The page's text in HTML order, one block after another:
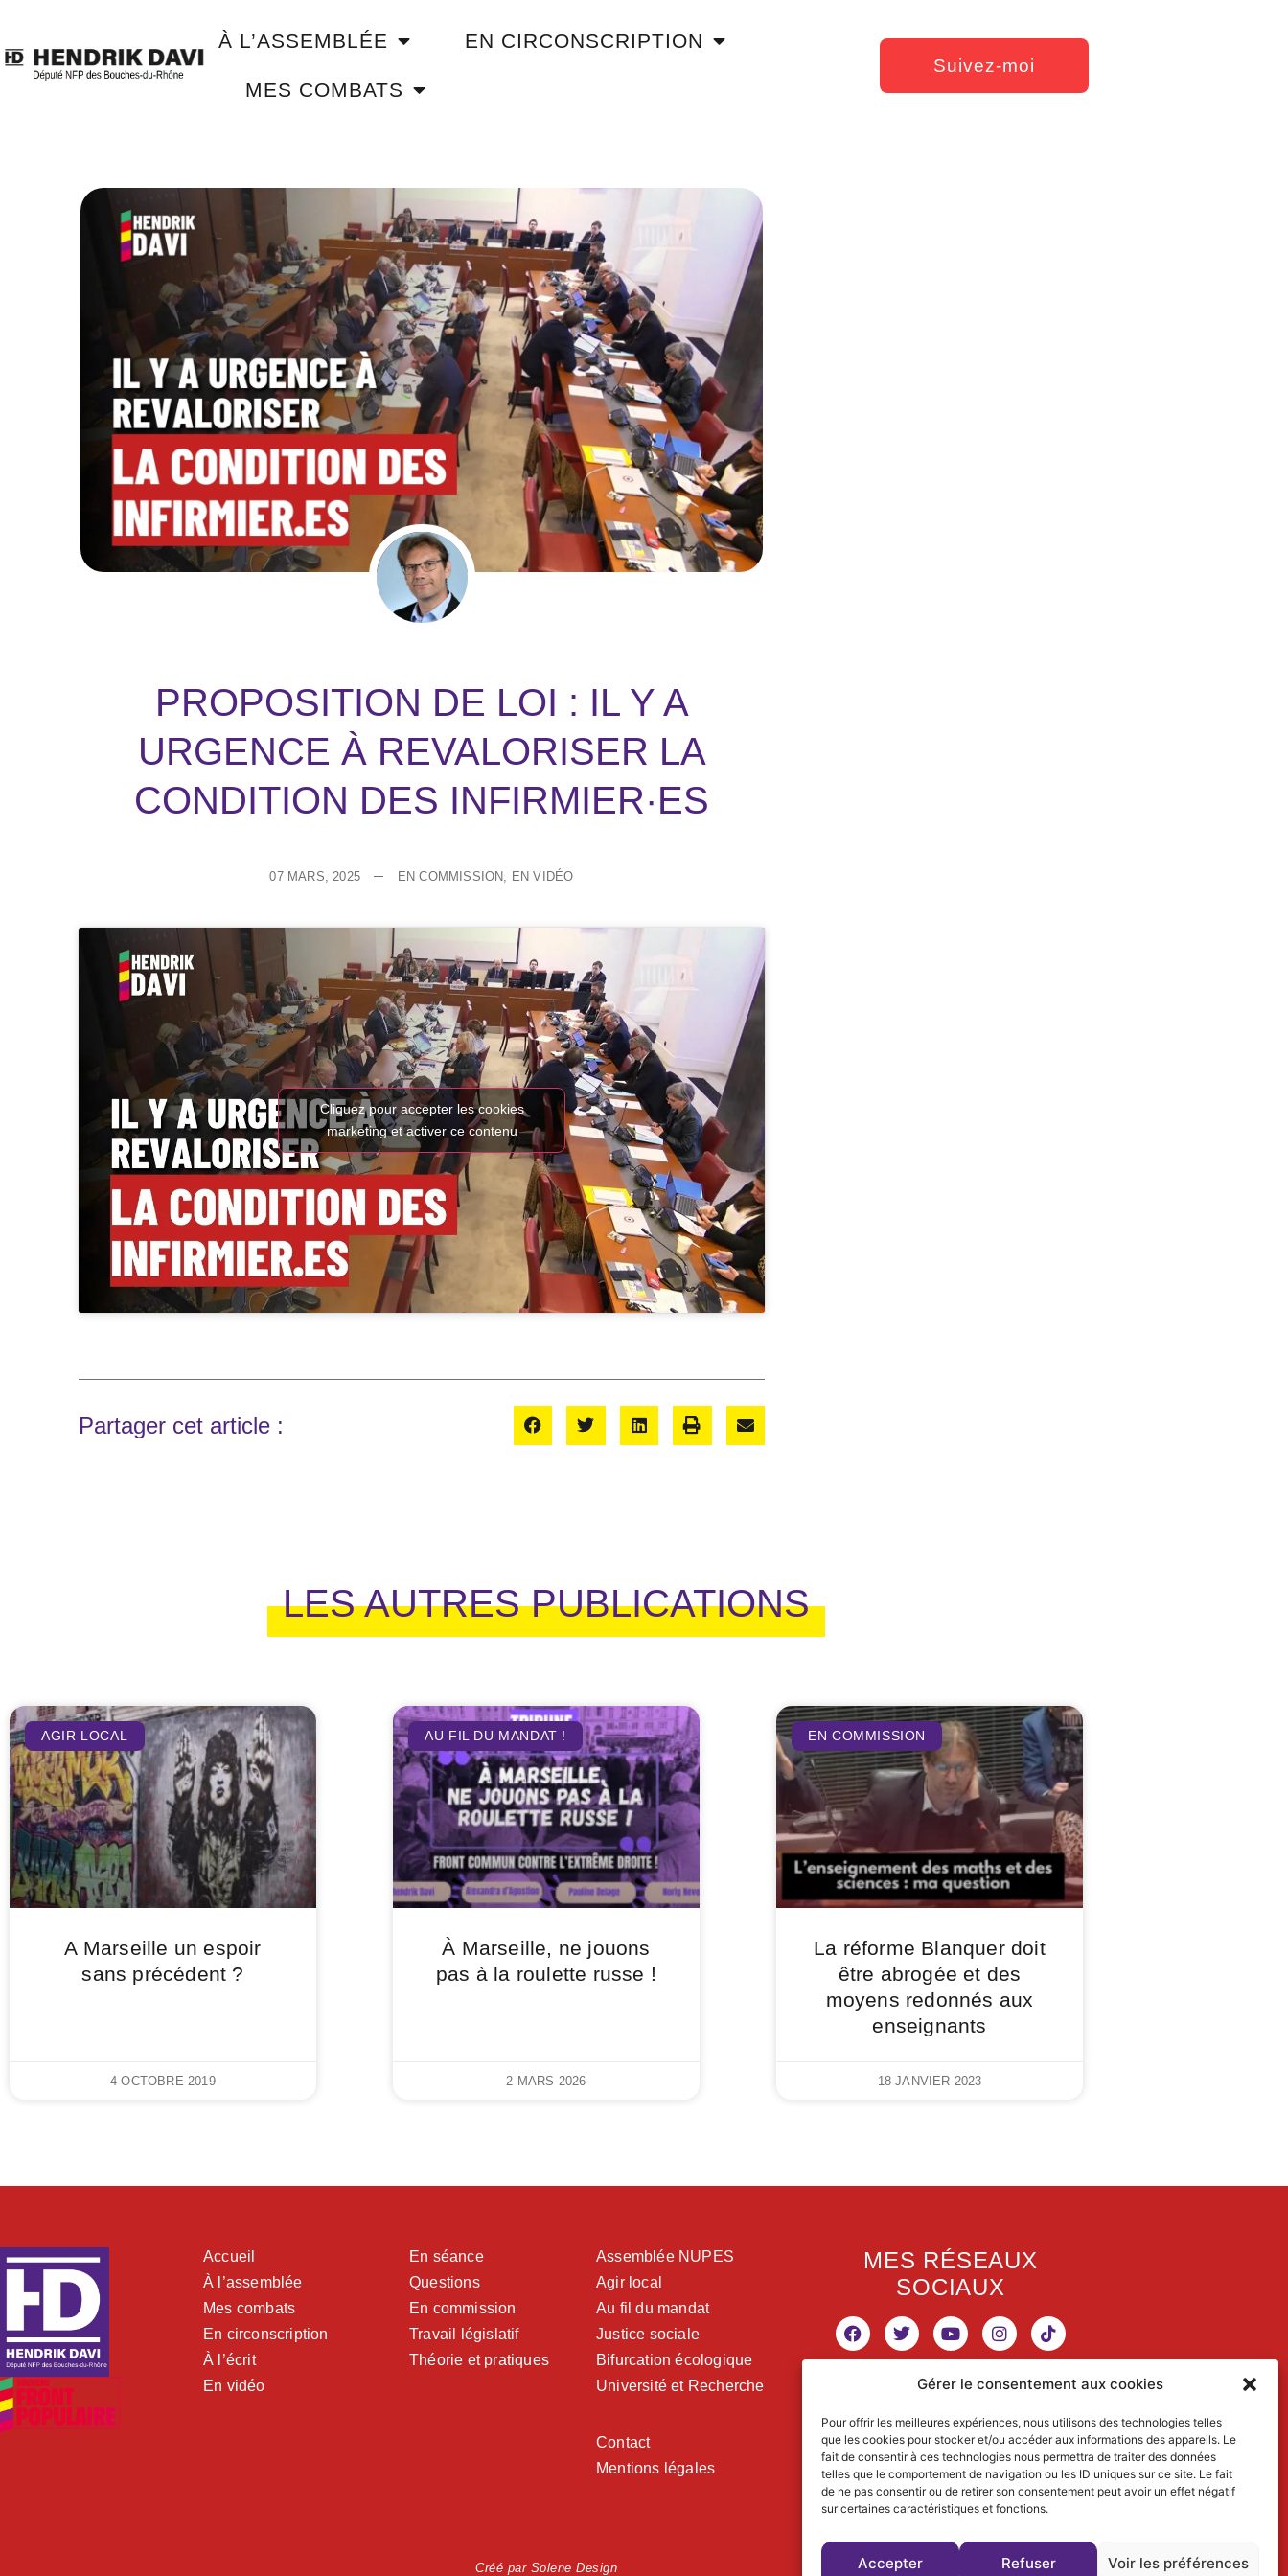
Gérer le consentement aux cookies
Pour offrir les meilleures expériences, nous utilisons des technologies telles
que les cookies pour stocker et/ou accéder aux informations des appareils. Le
fait de consentir à ces technologies nous permettra de traiter des données
telles que le comportement de navigation ou les ID uniques sur ce site. Le fait
de ne pas consentir ou de retirer son consentement peut avoir un effet négatif
sur certaines caractéristiques et fonctions.
Accepter Refuser Voir les préférences
À L’ASSEMBLÉE EN CIRCONSCRIPTION
MES COMBATS
Suivez-moi
PROPOSITION DE LOI : IL Y A
URGENCE À REVALORISER LA
CONDITION DES INFIRMIER·ES
07 MARS, 2025 EN COMMISSION EN VIDÉO
Cliquez pour accepter les cookies
marketing et activer ce contenu
Partager cet article :
LES AUTRES PUBLICATIONS
AGIR LOCAL
A Marseille un espoir
sans précédent ?
4 OCTOBRE 2019
AU FIL DU MANDAT !
À Marseille, ne jouons
pas à la roulette russe !
2 MARS 2026
EN COMMISSION
La réforme Blanquer doit
être abrogée et des
moyens redonnés aux
enseignants
18 JANVIER 2023
Accueil
À l’assemblée
Mes combats
En circonscription
À l’écrit
En vidéo
En séance
Questions
En commission
Travail législatif
Théorie et pratiques
Assemblée NUPES
Agir local
Au fil du mandat
Justice sociale
Bifurcation écologique
Université et Recherche
Contact
Mentions légales
MES RÉSEAUX
SOCIAUX
RETROUVEZ MES
ACTIVITÉS
SCIENTIFIQUES
www.dialectical-ecologist.fr
Créé par Solene Design